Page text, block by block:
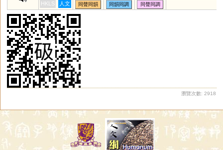
HKLS
人文 同聲同韻 同韻同調 同聲同調
瀏覽次數: 2918